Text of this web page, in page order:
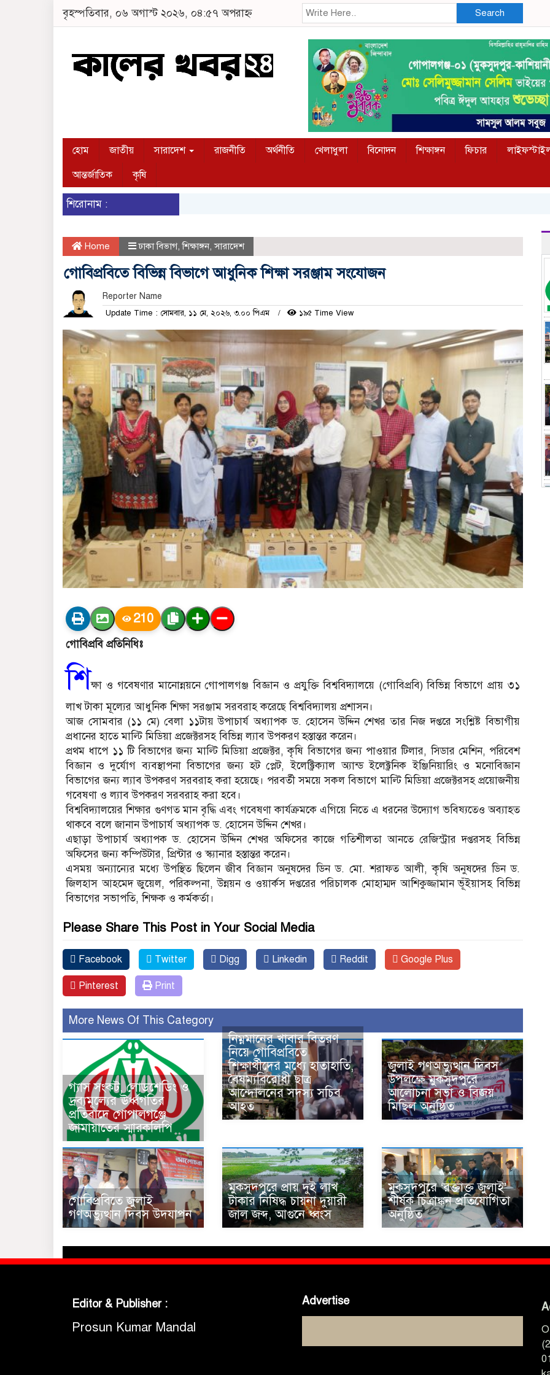
বৃহস্পতিবার, ০৬ অগাস্ট ২০২৬, ০৪:৫৭ অপরাহ্ন Search
হোম জাতীয় সারাদেশ রাজনীতি অর্থনীতি খেলাধুলা বিনোদন শিক্ষাঙ্গন ফিচার
আন্তর্জাতিক
কৃষি
শিরোনাম :
Home ঢাকা বিভাগ,শিক্ষাঙ্গন,সারাদেশ
গোবিপ্রবিতে বিভিন্ন বিভাগে আধুনিক শিক্ষা সরঞ্জাম সংযোজন
Reporter Name
Update Time : সোমবার, ১১ মে, ২০২৬, ৩.০০ পিএম ১৯৫ Time View
210
গোবিপ্রবি প্রতিনিধিঃ
শিক্ষা ও গবেষণার মানোন্নয়নে গোপালগঞ্জ বিজ্ঞান ও প্রযুক্তি বিশ্ববিদ্যালয়ে (গোবিপ্রবি) বিভিন্ন বিভাগে প্রায় ৩১
লাখ টাকা মূল্যের আধুনিক শিক্ষা সরঞ্জাম সরবরাহ করেছে বিশ্ববিদ্যালয় প্রশাসন।
আজ সোমবার (১১ মে) বেলা ১১টায় উপাচার্য অধ্যাপক ড. হোসেন উদ্দিন শেখর তার নিজ দপ্তরে সংশ্লিষ্ট বিভাগীয়
প্রধানের হাতে মাল্টি মিডিয়া প্রজেক্টরসহ বিভিন্ন ল্যাব উপকরণ হস্তান্তর করেন।
প্রথম ধাপে ১১ টি বিভাগের জন্য মাল্টি মিডিয়া প্রজেক্টর, কৃষি বিভাগের জন্য পাওয়ার টিলার, সিডার মেশিন, পরিবেশ
বিজ্ঞান ও দুর্যোগ ব্যবস্থাপনা বিভাগের জন্য হট প্লেট, ইলেক্ট্রিক্যাল অ্যান্ড ইলেক্ট্রনিক ইঞ্জিনিয়ারিং ও মনোবিজ্ঞান
বিভাগের জন্য ল্যাব উপকরণ সরবরাহ করা হয়েছে। পরবর্তী সময়ে সকল বিভাগে মাল্টি মিডিয়া প্রজেক্টরসহ প্রয়োজনীয়
গবেষণা ও ল্যাব উপকরণ সরবরাহ করা হবে।
বিশ্ববিদ্যালয়ের শিক্ষার গুণগত মান বৃদ্ধি এবং গবেষণা কার্যক্রমকে এগিয়ে নিতে এ ধরনের উদ্যোগ ভবিষ্যতেও অব্যাহত
থাকবে বলে জানান উপাচার্য অধ্যাপক ড. হোসেন উদ্দিন শেখর।
এছাড়া উপাচার্য অধ্যাপক ড. হোসেন উদ্দিন শেখর অফিসের কাজে গতিশীলতা আনতে রেজিস্ট্রার দপ্তরসহ বিভিন্ন
অফিসের জন্য কম্পিউটার, প্রিন্টার ও স্ক্যানার হস্তান্তর করেন।
এসময় অন্যান্যের মধ্যে উপস্থিত ছিলেন জীব বিজ্ঞান অনুষদের ডিন ড. মো. শরাফত আলী, কৃষি অনুষদের ডিন ড.
জিলহাস আহমেদ জুয়েল, পরিকল্পনা, উন্নয়ন ও ওয়ার্কস দপ্তরের পরিচালক মোহাম্মদ আশিকুজ্জামান ভূঁইয়াসহ বিভিন্ন
বিভাগের সভাপতি, শিক্ষক ও কর্মকর্তা।
Please Share This Post in Your Social Media
Facebook Twitter Digg Linkedin Reddit Google Plus
Pinterest Print
More News Of This Category
গ্যাস সংকট, লোডশেডিং ও
দ্রব্যমূল্যের ঊর্ধ্বগতির
প্রতিবাদে গোপালগঞ্জে
জামায়াতের স্মারকলিপি
নিম্নমানের খাবার বিতরণ
নিয়ে গোবিপ্রবিতে
শিক্ষার্থীদের মধ্যে হাতাহাতি,
বৈষম্যবিরোধী ছাত্র
আন্দোলনের সদস্য সচিব
আহত
জুলাই গণঅভ্যুত্থান দিবস
উপলক্ষে মুকসুদপুরে
আলোচনা সভা ও বিজয়
মিছিল অনুষ্ঠিত
গোবিপ্রবিতে জুলাই
গণঅভ্যুত্থান দিবস উদযাপন
মুকসুদপুরে প্রায় দুই লাখ
টাকার নিষিদ্ধ চায়না দুয়ারী
জাল জব্দ, আগুনে ধ্বংস
মুকসুদপুরে ‘রক্তাক্ত জুলাই’
শীর্ষক চিত্রাঙ্কন প্রতিযোগিতা
অনুষ্ঠিত
Editor & Publisher :
Prosun Kumar Mandal
Advertise